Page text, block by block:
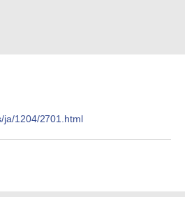
ja/1204/2701.html